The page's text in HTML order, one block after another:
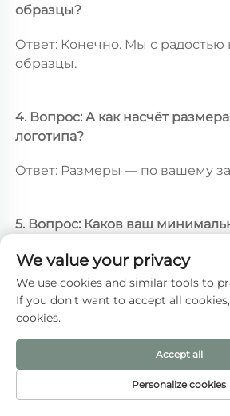
образцы?
Ответ: Конечно. Мы с
образцы.
4. Вопрос: А как насчёт
логотипа?
Ответ: Размеры — по вашему
5. Вопрос: Каков ваш
Ответ: Мы можем изготовить
экземпляр.
Рекомендуемые
ДОМАШНЯЯ
We value your privacy
We use cookies and similar tools to
If you don't want to accept all
cookies.
Personalize cookies
Accept all